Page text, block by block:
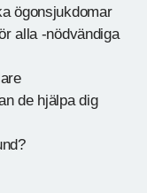
ögonsjukdomar
alla -nödvändiga
de hjälpa dig